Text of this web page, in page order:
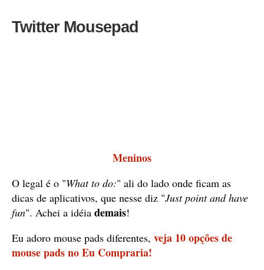
Twitter Mousepad
Meninos
O legal é o "What to do:" ali do lado onde ficam as
dicas de aplicativos, que nesse diz "Just point and have
fun". Achei a idéia demais!
Eu adoro mouse pads diferentes, veja 10 opções de
mouse pads no Eu Compraria!